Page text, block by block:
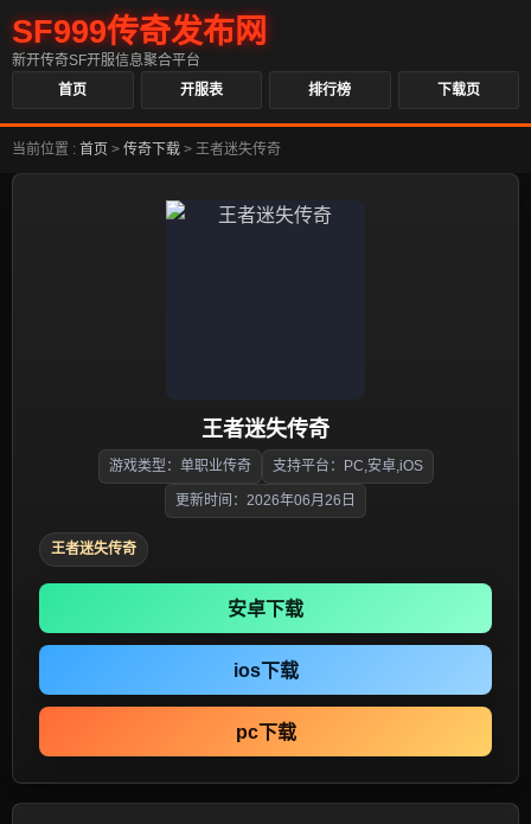
SF999传奇发布网
新开传奇SF开服信息聚合平台
首页
开服表 排行榜 下载页
当前位置 : 首页 > 传奇下载 > 王者迷失传奇
王者迷失传奇
游戏类型：单职业传奇 支持平台：PC,安卓,iOS
更新时间：2026年06月26日
王者迷失传奇
安卓下载
ios下载
pc下载